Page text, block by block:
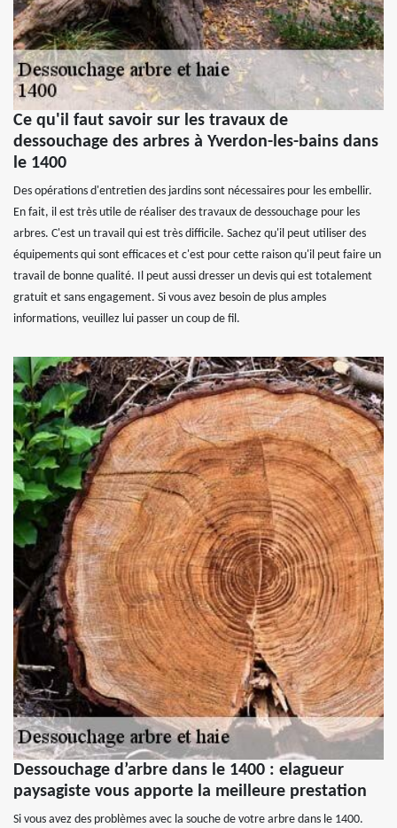
Ce qu'il faut savoir sur les travaux de
dessouchage des arbres à Yverdon-les-bains dans
le 1400
Des opérations d'entretien des jardins sont nécessaires pour les embellir.
En fait, il est très utile de réaliser des travaux de dessouchage pour les
arbres. C'est un travail qui est très difficile. Sachez qu'il peut utiliser des
équipements qui sont efficaces et c'est pour cette raison qu'il peut faire un
travail de bonne qualité. Il peut aussi dresser un devis qui est totalement
gratuit et sans engagement. Si vous avez besoin de plus amples
informations, veuillez lui passer un coup de fil.
Dessouchage d’arbre dans le 1400 : elagueur
paysagiste vous apporte la meilleure prestation
Si vous avez des problèmes avec la souche de votre arbre dans le 1400.